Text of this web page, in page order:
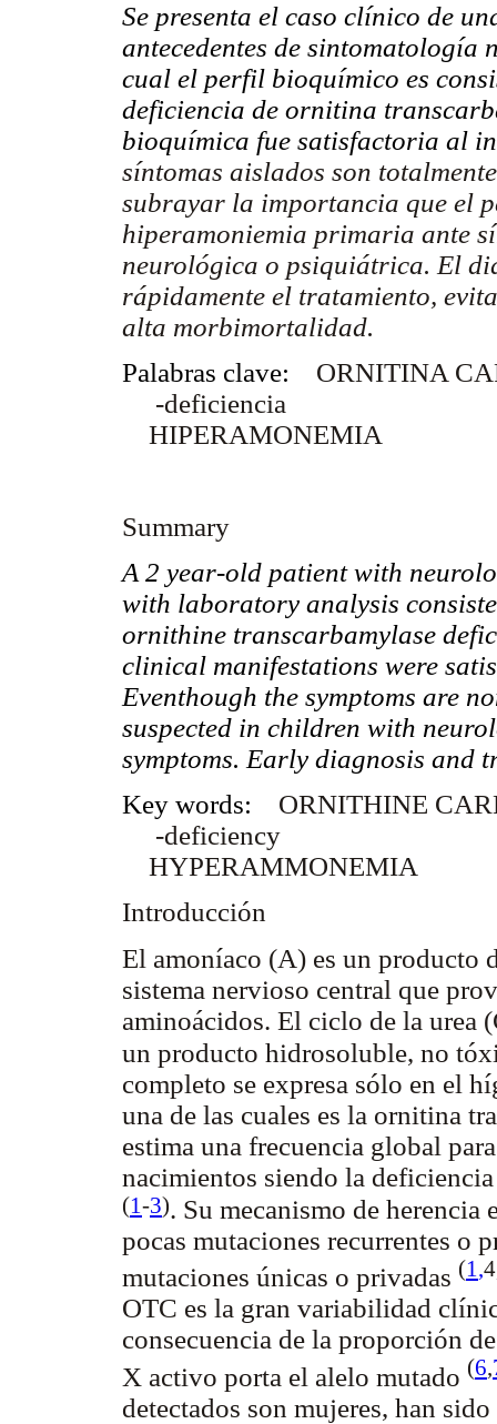
Se presenta el caso clínico de
antecedentes de sintomatología
cual el perfil bioquímico es
deficiencia de ornitina
bioquímica fue satisfactoria al
síntomas aislados son
subrayar la importancia que el
hiperamoniemia primaria ante
neurológica o psiquiátrica. El
rápidamente el tratamiento,
alta morbimortalidad.
Palabras clave: ORNITINA
-deficiencia
HIPERAMONEMIA
Summary
A 2 year-old patient with
with laboratory analysis
ornithine transcarbamylase
clinical manifestations were
Eventhough the symptoms are
suspected in children with
symptoms. Early diagnosis and
Key words: ORNITHINE
-deficiency
HYPERAMMONEMIA
Introducción
El amoníaco (A) es un producto
sistema nervioso central que
aminoácidos. El ciclo de la urea
un producto hidrosoluble, no
completo se expresa sólo en el
una de las cuales es la ornitina
estima una frecuencia global
nacimientos siendo la
(1-3). Su mecanismo de
pocas mutaciones recurrentes o
mutaciones únicas o privadas (1 ,
OTC es la gran variabilidad
consecuencia de la proporción
X activo porta el alelo mutado (6,
detectados son mujeres, han